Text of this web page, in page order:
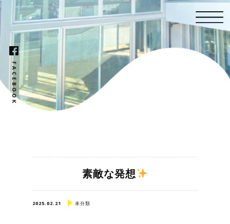
素敵な発想
2025.02.21 未分類